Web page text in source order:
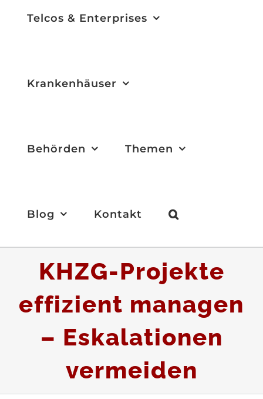
Telcos & Enterprises
Krankenhäuser
Behörden Themen
Blog Kontakt
KHZG-Projekte
effizient managen
– Eskalationen
vermeiden